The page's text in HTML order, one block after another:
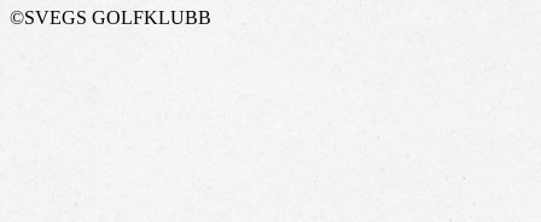
©SVEGS GOLFKLUBB